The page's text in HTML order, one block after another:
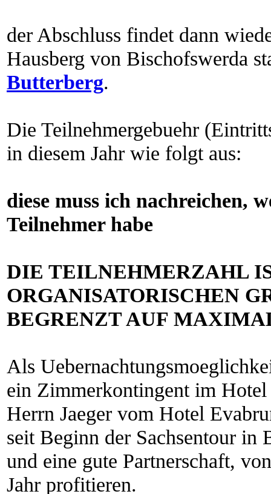
der Abschluss findet dann
Hausberg von Bischofswerda
Butterberg.
Die Teilnehmergebuehr
in diesem Jahr wie folgt aus:
diese muss ich nachreichen,
Teilnehmer habe
DIE TEILNEHMERZAHL
ORGANISATORISCHEN
BEGRENZT AUF
Als
ein Zimmerkontingent im
Herrn Jaeger vom Hotel
seit Beginn der Sachsentour in
und eine gute Partnerschaft,
Jahr profitieren.